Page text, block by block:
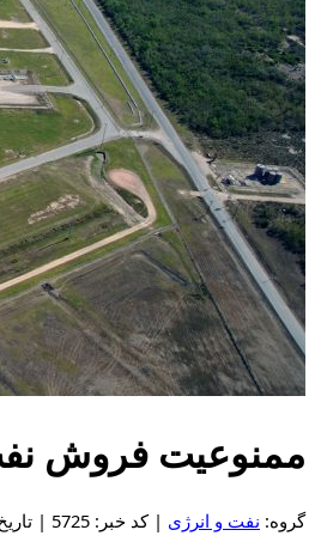
ممنوعیت فروش
گروه: نفت و انرژی | کد خبر: 5725 | تاریخ: ۱۵ اسفند ۱۴۰۲ - ۲۲:۳۵